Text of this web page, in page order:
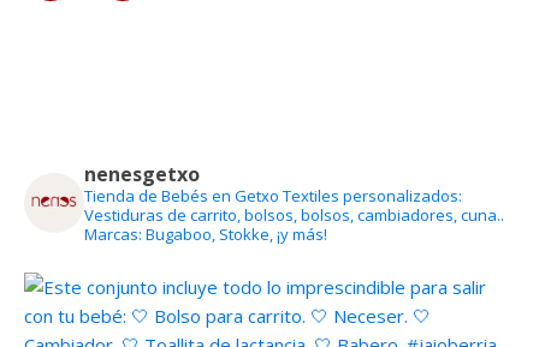
nenesgetxo
Tienda de Bebés en Getxo Textiles personalizados:
Vestiduras de carrito, bolsos, bolsos, cambiadores, cuna..
Marcas: Bugaboo, Stokke, ¡y más!